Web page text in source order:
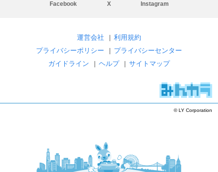
Facebook X Instagram
運営会社 | 利用規約
プライバシーポリシー
| プライバシーセンター
ガイドライン
| ヘルプ | サイトマップ
© LY Corporation